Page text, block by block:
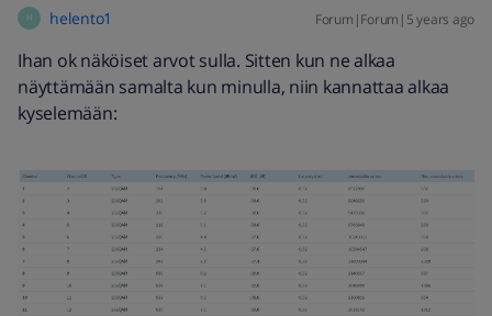
H helento1 Forum|Forum|5 years ago
Ihan ok näköiset arvot sulla. Sitten kun ne alkaa
näyttämään samalta kun minulla, niin kannattaa alkaa
kyselemään: